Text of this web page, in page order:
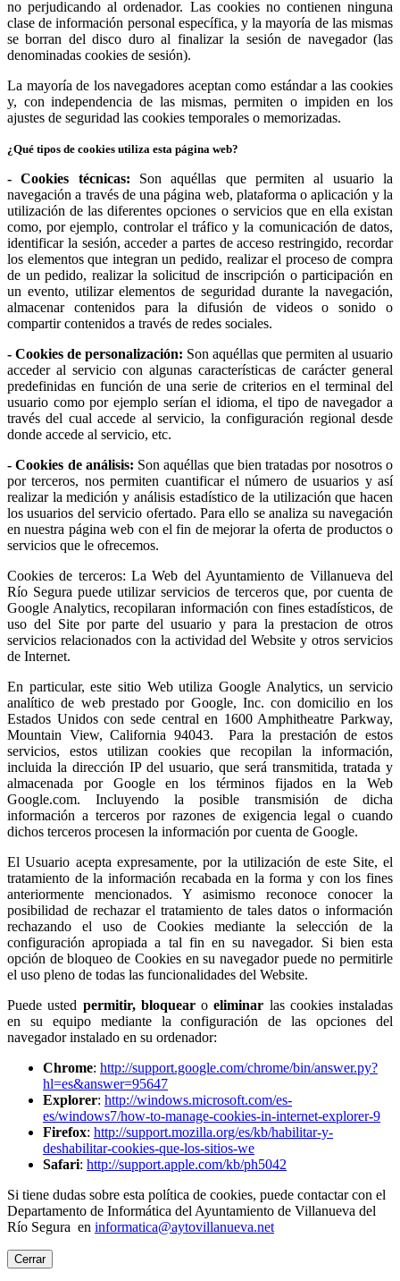
no perjudicando al ordenador. Las cookies no contienen ninguna
clase de información personal específica, y la mayoría de las mismas
se borran del disco duro al finalizar la sesión de navegador (las
denominadas cookies de sesión).
La mayoría de los navegadores aceptan como estándar a las cookies
y, con independencia de las mismas, permiten o impiden en los
ajustes de seguridad las cookies temporales o memorizadas.
¿Qué tipos de cookies utiliza esta página web?
- Cookies técnicas: Son aquéllas que permiten al usuario la
navegación a través de una página web, plataforma o aplicación y la
utilización de las diferentes opciones o servicios que en ella existan
como, por ejemplo, controlar el tráfico y la comunicación de datos,
identificar la sesión, acceder a partes de acceso restringido, recordar
los elementos que integran un pedido, realizar el proceso de compra
de un pedido, realizar la solicitud de inscripción o participación en
un evento, utilizar elementos de seguridad durante la navegación,
almacenar contenidos para la difusión de videos o sonido o
compartir contenidos a través de redes sociales.
- Cookies de personalización: Son aquéllas que permiten al usuario
acceder al servicio con algunas características de carácter general
predefinidas en función de una serie de criterios en el terminal del
usuario como por ejemplo serían el idioma, el tipo de navegador a
través del cual accede al servicio, la configuración regional desde
donde accede al servicio, etc.
- Cookies de análisis: Son aquéllas que bien tratadas por nosotros o
por terceros, nos permiten cuantificar el número de usuarios y así
realizar la medición y análisis estadístico de la utilización que hacen
los usuarios del servicio ofertado. Para ello se analiza su navegación
en nuestra página web con el fin de mejorar la oferta de productos o
servicios que le ofrecemos.
Cookies de terceros: La Web del Ayuntamiento de Villanueva del
Río Segura puede utilizar servicios de terceros que, por cuenta de
Google Analytics, recopilaran información con fines estadísticos, de
uso del Site por parte del usuario y para la prestacion de otros
servicios relacionados con la actividad del Website y otros servicios
de Internet.
En particular, este sitio Web utiliza Google Analytics, un servicio
analítico de web prestado por Google, Inc. con domicilio en los
Estados Unidos con sede central en 1600 Amphitheatre Parkway,
Mountain View, California 94043. Para la prestación de estos
servicios, estos utilizan cookies que recopilan la información,
incluida la dirección IP del usuario, que será transmitida, tratada y
almacenada por Google en los términos fijados en la Web
Google.com. Incluyendo la posible transmisión de dicha
información a terceros por razones de exigencia legal o cuando
dichos terceros procesen la información por cuenta de Google.
El Usuario acepta expresamente, por la utilización de este Site, el
tratamiento de la información recabada en la forma y con los fines
anteriormente mencionados. Y asimismo reconoce conocer la
posibilidad de rechazar el tratamiento de tales datos o información
rechazando el uso de Cookies mediante la selección de la
configuración apropiada a tal fin en su navegador. Si bien esta
opción de bloqueo de Cookies en su navegador puede no permitirle
el uso pleno de todas las funcionalidades del Website.
Puede usted permitir, bloquearoeliminar las cookies instaladas
en su equipo mediante la configuración de las opciones del
navegador instalado en su ordenador:
Chrome: http://support.google.com/chrome/bin/answer.py?
hl=es&answer=95647
Explorer: http://windows.microsoft.com/es-
es/windows7/how-to-manage-cookies-in-internet-explorer-9
Firefox: http://support.mozilla.org/es/kb/habilitar-y-
deshabilitar-cookies-que-los-sitios-we
Safari: http://support.apple.com/kb/ph5042
Si tiene dudas sobre esta política de cookies, puede contactar con el
Departamento de Informática del Ayuntamiento de Villanueva del
Río Segura en informatica@aytovillanueva.net
Cerrar